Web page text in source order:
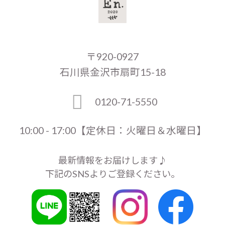
〒920-0927
石川県金沢市扇町15-18
0120-71-5550
10:00 - 17:00【定休日：火曜日＆水曜日】
最新情報をお届けします♪
下記のSNSよりご登録ください。